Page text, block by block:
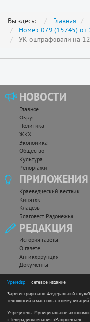
Вы здесь: Главная
Номер 079 (15745) от
УК оштрафовали на
НОВОСТИ
Главное
Округ
Политика
ЖКХ
Экономика
Общество
Культура
Репортажи
ПРИЛОЖЕНИЯ
Краеведческий вестник
Кипяток
Кладезь
Благовест Радонежья
РЕДАКЦИЯ
История газеты
О газете
Антикоррупция
Документы
Vperedsp — сетевое издание
Зарегистрировано Федеральной
технологий и массовых
Учредитель: Муниципальное
«Телерадиокомпания «Радонежье».